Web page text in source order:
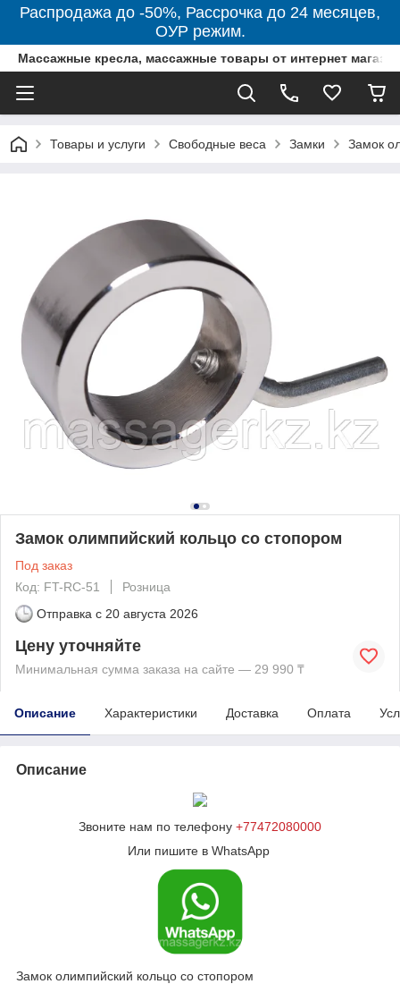
Распродажа до -50%, Рассрочка до 24 месяцев,
ОУР режим.
Массажные кресла, массажные товары от интернет
Товары и услуги Свободные веса Замки Замок
Замок олимпийский кольцо со стопором
Под заказ
Код: FT-RC-51
Розница
Отправка с 20 августа 2026
Цену уточняйте
Минимальная сумма заказа на сайте — 29 990 ₸
Описание Характеристики Доставка Оплата
Описание
Звоните нам по телефону +77472080000
Или пишите в WhatsApp
Замок олимпийский кольцо со стопором